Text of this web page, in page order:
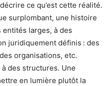
ce qu’est cette réalité.
surplombant, une histoire
larges, à des
juridiquement définis : des
organisations, etc.
des structures. Une
en lumière plutôt la